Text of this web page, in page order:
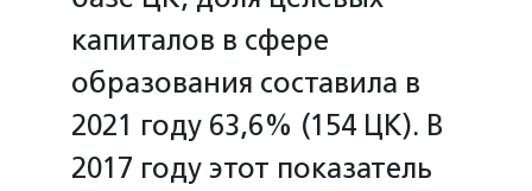
капиталов в сфере
образования составила в
2021 году 63,6% (154 ЦК). В
2017 году этот показатель